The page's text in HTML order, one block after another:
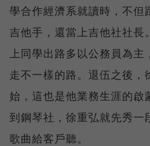
學合作經濟系就讀時，不但
吉他手，還當上吉他社社長
上同學出路多以公務員為主
走不一樣的路。退伍之後，
始，這也是他業務生涯的啟
到鋼琴社，徐重弘就先秀一
歌曲給客戶聽。